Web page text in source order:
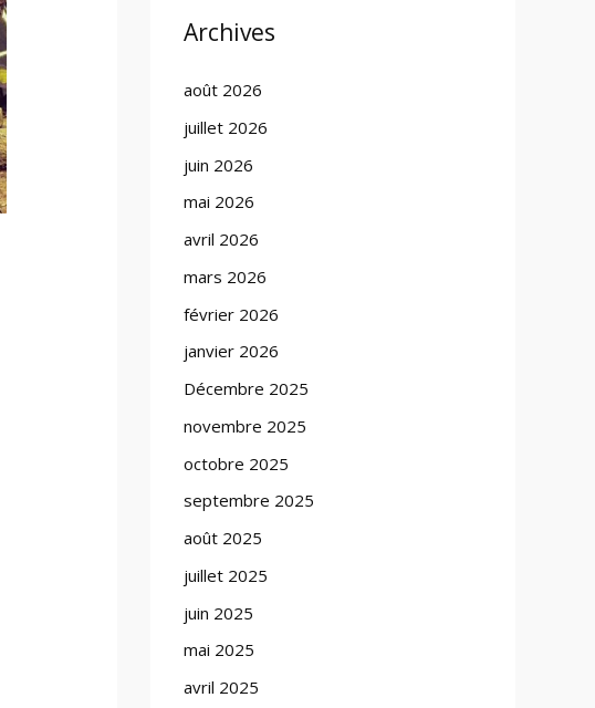
Archives
août 2026
juillet 2026
juin 2026
mai 2026
avril 2026
mars 2026
février 2026
janvier 2026
Décembre 2025
novembre 2025
octobre 2025
septembre 2025
août 2025
juillet 2025
juin 2025
mai 2025
avril 2025